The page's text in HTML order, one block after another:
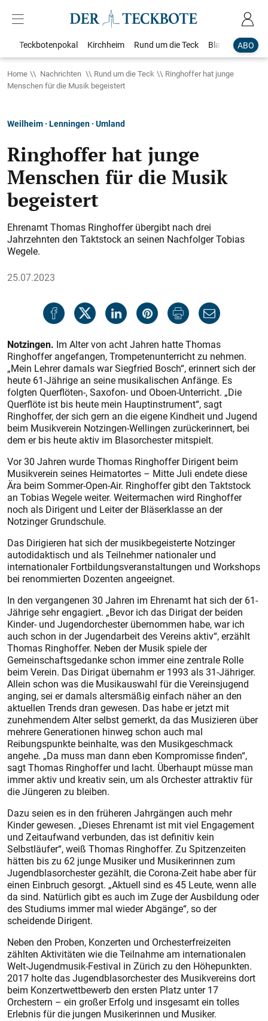
ABO
Teckbotenpokal Kirchheim Rund um die Teck Blaulicht
Home Nachrichten Rund um die Teck
Ringhoffer hat junge
Menschen für die Musik begeistert
Weilheim · Lenningen · Umland
Ringhoffer hat junge
Menschen für die Musik
begeistert
Ehrenamt Thomas Ringhoffer übergibt nach drei
Jahrzehnten den Taktstock an seinen Nachfolger Tobias
Wegele.
25.07.2023
Notzingen. Im Alter von acht Jahren hatte Thomas
Ringhoffer angefangen, Trompetenunterricht zu nehmen.
„Mein Lehrer damals war Siegfried Bosch“, erinnert sich der
heute 61-Jährige an seine musikalischen Anfänge. Es
folgten Querflöten-, Saxofon- und Oboen-Unterricht. „Die
Querflöte ist bis heute mein Hauptinstrument“, sagt
Ringhoffer, der sich gern an die eigene Kindheit und Jugend
beim Musikverein Notzingen-Wellingen zurückerinnert, bei
dem er bis heute aktiv im Blasorchester mitspielt.
Vor 30 Jahren wurde Thomas Ringhoffer Dirigent beim
Musikverein seines Heimatortes – Mitte Juli endete diese
Ära beim Sommer-Open-Air. Ringhoffer gibt den Taktstock
an Tobias Wegele weiter. Weitermachen wird Ringhoffer
noch als Dirigent und Leiter der Bläserklasse an der
Notzinger Grundschule.
Das Dirigieren hat sich der musikbegeisterte Notzinger
autodidaktisch und als Teilnehmer nationaler und
internationaler Fortbildungsveranstaltungen und Workshops
bei renommierten Dozenten angeeignet.
In den vergangenen 30 Jahren im Ehrenamt hat sich der 61-
Jährige sehr engagiert. „Bevor ich das Dirigat der beiden
Kinder- und Jugendorchester übernommen habe, war ich
auch schon in der Jugendarbeit des Vereins aktiv“, erzählt
Thomas Ringhoffer. Neben der Musik spiele der
Gemeinschaftsgedanke schon immer eine zentrale Rolle
beim Verein. Das Dirigat übernahm er 1993 als 31-Jähriger.
Allein schon was die Musikauswahl für die Vereinsjugend
anging, sei er damals altersmäßig einfach näher an den
aktuellen Trends dran gewesen. Das habe er jetzt mit
zunehmendem Alter selbst gemerkt, da das Musizieren über
mehrere Generationen hinweg schon auch mal
Reibungspunkte beinhalte, was den Musikgeschmack
angehe. „Da muss man dann eben Kompromisse finden“,
sagt Thomas Ringhoffer und lacht. Überhaupt müsse man
immer aktiv und kreativ sein, um als Orchester attraktiv für
die Jüngeren zu bleiben.
Dazu seien es in den früheren Jahrgängen auch mehr
Kinder gewesen. „Dieses Ehrenamt ist mit viel Engagement
und Zeitaufwand verbunden, das ist definitiv kein
Selbstläufer“, weiß Thomas Ringhoffer. Zu Spitzenzeiten
hätten bis zu 62 junge Musiker und Musikerinnen zum
Jugendblasorchester gezählt, die Corona-Zeit habe aber für
einen Einbruch gesorgt. „Aktuell sind es 45 Leute, wenn alle
da sind. Natürlich gibt es auch im Zuge der Ausbildung oder
des Studiums immer mal wieder Abgänge“, so der
scheidende Dirigent.
Neben den Proben, Konzerten und Orchesterfreizeiten
zählten Aktivitäten wie die Teilnahme am internationalen
Welt-Jugendmusik-Festival in Zürich zu den Höhepunkten.
2017 holte das Jugendblasorchester des Musikvereins dort
beim Konzertwettbewerb den ersten Platz unter 17
Orchestern – ein großer Erfolg und insgesamt ein tolles
Erlebnis für die jungen Musikerinnen und Musiker.